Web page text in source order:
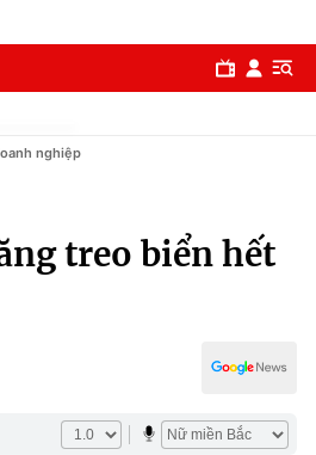
nghiệp
treo biển hết